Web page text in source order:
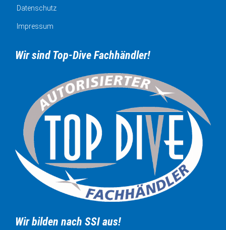
Datenschutz
Impressum
Wir sind Top-Dive Fachhändler!
Wir bilden nach SSI aus!